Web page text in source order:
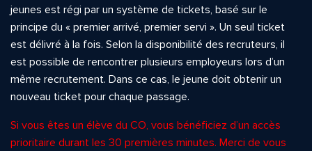
jeunes est régi par un système de tickets, basé sur le
principe du « premier arrivé, premier servi ». Un seul ticket
est délivré à la fois. Selon la disponibilité des recruteurs, il
est possible de rencontrer plusieurs employeurs lors d’un
même recrutement. Dans ce cas, le jeune doit obtenir un
nouveau ticket pour chaque passage.
Si vous êtes un élève du CO, vous bénéficiez d’un accès
prioritaire durant les 30 premières minutes. Merci de vous